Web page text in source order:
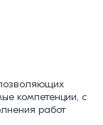
компетенции, с
работ